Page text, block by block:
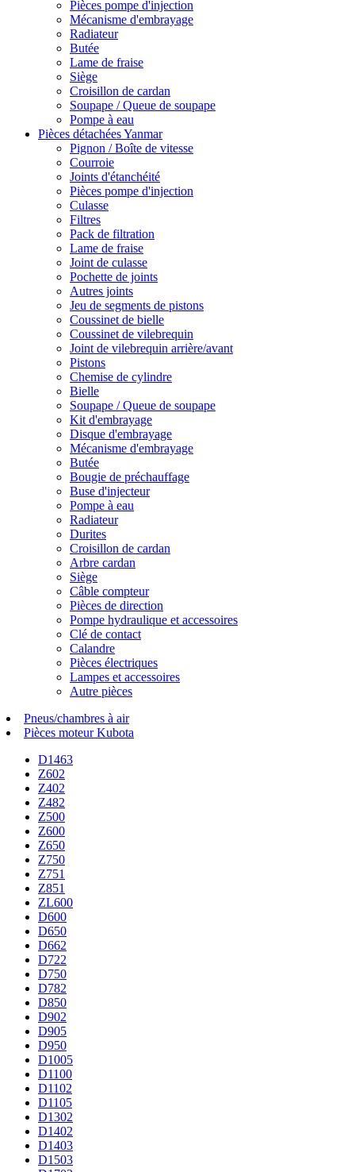
Pièces pompe d'injection
Mécanisme d'embrayage
Radiateur
Butée
Lame de fraise
Siège
Croisillon de cardan
Soupape / Queue de soupape
Pompe à eau
Pièces détachées Yanmar
Pignon / Boîte de vitesse
Courroie
Joints d'étanchéité
Pièces pompe d'injection
Culasse
Filtres
Pack de filtration
Lame de fraise
Joint de culasse
Pochette de joints
Autres joints
Jeu de segments de pistons
Coussinet de bielle
Coussinet de vilebrequin
Joint de vilebrequin arrière/avant
Pistons
Chemise de cylindre
Bielle
Soupape / Queue de soupape
Kit d'embrayage
Disque d'embrayage
Mécanisme d'embrayage
Butée
Bougie de préchauffage
Buse d'injecteur
Pompe à eau
Radiateur
Durites
Croisillon de cardan
Arbre cardan
Siège
Câble compteur
Pièces de direction
Pompe hydraulique et accessoires
Clé de contact
Calandre
Pièces électriques
Lampes et accessoires
Autre pièces
Pneus/chambres à air
Pièces moteur Kubota
D1463
Z602
Z402
Z482
Z500
Z600
Z650
Z750
Z751
Z851
ZL600
D600
D650
D662
D722
D750
D782
D850
D902
D905
D950
D1005
D1100
D1102
D1105
D1302
D1402
D1403
D1503